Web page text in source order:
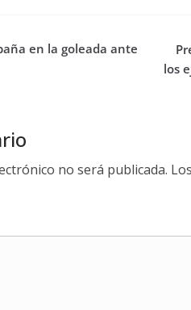
en la goleada ante
los
no será publicada.